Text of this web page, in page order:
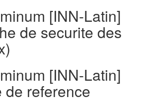
[INN-Latin]
de securite des
[INN-Latin]
de reference